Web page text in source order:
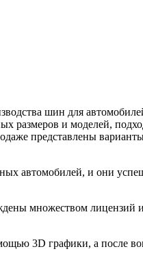
шин для
размеров и моделей,
представлены
автомобилей, и они
множеством лицензий
3D графики, а после